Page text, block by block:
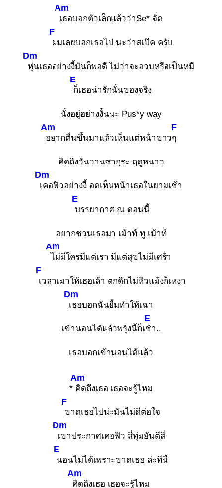
Am
เธอบอกตัวเล็กแล้วว่าSe* จัด
F
ผมเลยบอกเธอไป นะว่าสเป๊ค ครับ
Dm
หุ่นเธออย่างงี้มันก็พอดี ไม่ว่าจะอวบหรือเป็นหมี
E
ก็เธอน่ารักนั่นของจริง
นั่งอยู่อย่างงั้นนะ Pus*y way
Am
อยากตื่นขึ้นมาแล้วเห็นแต่หน้าขาว
F
ๆ
คิดถึงวันวานซากุระ ฤดูหนาว
Dm
เคอฟิวอย่างงี้ อดเห็นหน้าเธอในยามเช้า
E
บรรยากาศ ณ ตอนนี้
อยากชวนเธอมา เม้าท์ ทู เม้าท์
Am
ไม่มีใครมีแต่เรา มีแต่สุขไม่มีเศร้า
F
เวลาเมาให้เธอเล้า ตกดึกไม่หิวแม้งก็เหงา
Dm
เธอบอกฉันยื้มทำให้เฉา
เข้านอนได้แล้วพรุ้งนี้ก็เ
E
ช้า..
เธอบอกเข้านอนได้แล้ว
*
Am
คิดถึงเธอ เธอจะรู้ไหม
F
ขาดเธอไปน่ะมันไม่ดีต่อใจ
Dm
เขาประกาศเคอฟิว สี่ทุ่มยันตีสี่
E
นอนไม่ได้เพราะขาดเธอ ล่ะทีนี้
Am
คิดถึงเธอ เธอจะรู้ไหม